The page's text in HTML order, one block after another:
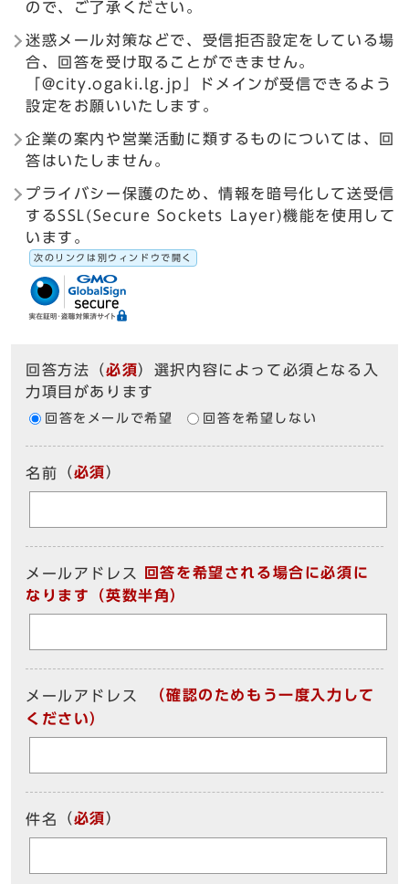
ので、ご了承ください。
迷惑メール対策などで、受信拒否設定をしている場
合、回答を受け取ることができません。
「@city.ogaki.lg.jp」ドメインが受信できるよう
設定をお願いいたします。
企業の案内や営業活動に類するものについては、回
答はいたしません。
プライバシー保護のため、情報を暗号化して送受信
するSSL(Secure Sockets Layer)機能を使用して
います。
次のリンクは別ウィンドウで開く
回答方法 （必須）選択内容によって必須となる入
力項目があります
回答をメールで希望 回答を希望しない
名前 （必須）
メールアドレス
回答を希望される場合に必須に
なります（英数半角）
メールアドレス
（確認のためもう一度入力して
ください）
件名 （必須）